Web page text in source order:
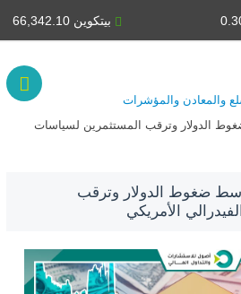
بيتكوين 66,342.10
والمعادن والمؤشرات
الدولار وترقب المستثمرين لسياسات
ضغوط الدولار وترقب
الأمريكي